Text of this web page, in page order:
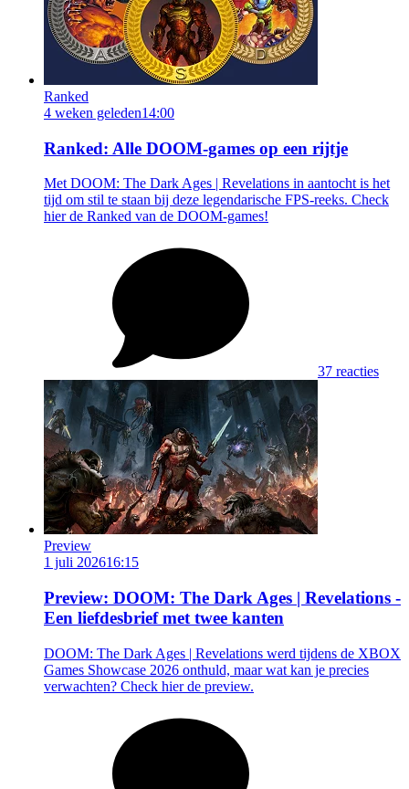
Ranked
4 weken geleden14:00
Ranked: Alle DOOM-games op een rijtje
Met DOOM: The Dark Ages | Revelations in aantocht is het
tijd om stil te staan bij deze legendarische FPS-reeks. Check
hier de Ranked van de DOOM-games!
37 reacties
Preview
1 juli 202616:15
Preview: DOOM: The Dark Ages | Revelations -
Een liefdesbrief met twee kanten
DOOM: The Dark Ages | Revelations werd tijdens de XBOX
Games Showcase 2026 onthuld, maar wat kan je precies
verwachten? Check hier de preview.